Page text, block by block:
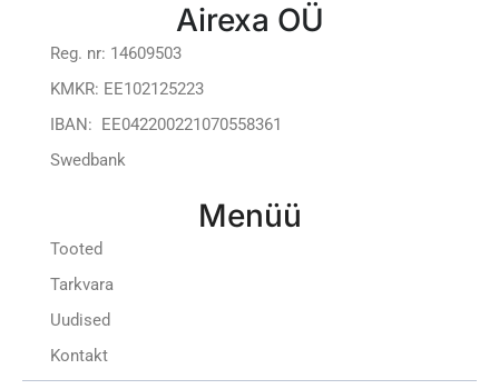
Airexa OÜ
Reg. nr: 14609503
KMKR: EE102125223
IBAN: EE042200221070558361
Swedbank
Menüü
Tooted
Tarkvara
Uudised
Kontakt